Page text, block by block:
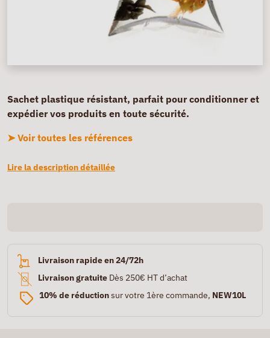
Sachet plastique résistant, parfait pour conditionner et
expédier vos produits en toute sécurité.
➤ Voir toutes les références
Lire la description détaillée
Livraison rapide en 24/72h
Livraison gratuite Dès 250€ HT d’achat
10% de réductionsur votre 1ère commande, NEW10L